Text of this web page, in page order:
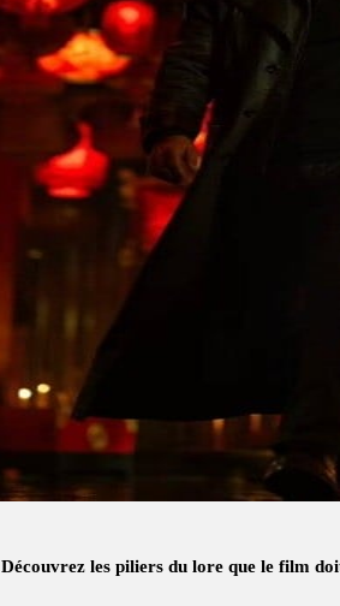
les piliers du lore que le film